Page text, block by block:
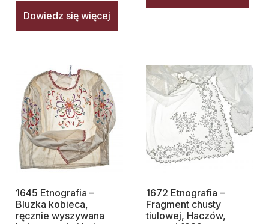
Dowiedz się więcej
1645 Etnografia –
Bluzka kobieca,
ręcznie wyszywana
1672 Etnografia –
Fragment chusty
tiulowej, Haczów,